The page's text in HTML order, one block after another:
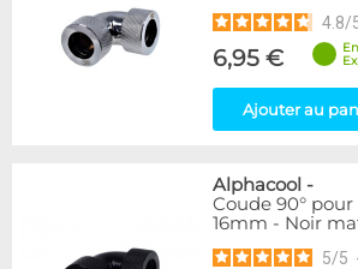
4.8/
6,95 €
Ajouter au
Alphacool -
Coude 90°
16mm - Noir
5/5